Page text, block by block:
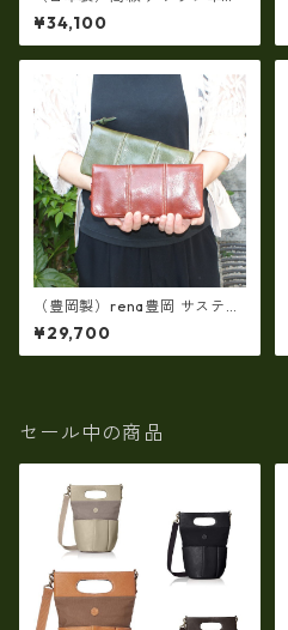
（シールスキン）× 姫路レザー
ラウンドファスナー長財布 ロ
ングウォレット ir-1400
¥34,100
（豊岡製）rena豊岡 サスティ
ナブルレザー・レッザボタニ
カ 牛革ラウンドファスナー長
財布 rt-030
¥29,700
セール中の商品